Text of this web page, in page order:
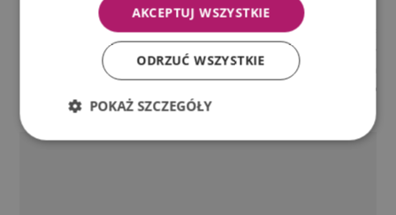
Jakie są koszty związane z długiem?
Koszty związane z długiem mogą obejmować
odsetki, rekompensatę, koszty procesu, a także
koszty klauzulowe i egzekucyjne. Wysokość tych
kosztów zależy od wielu czynników i może znacząco
wpłynąć na całkowitą sumę zadłużenia.
AKCEPTUJ WSZYSTKIE
ODRZUĆ WSZYSTKIE
POKAŻ SZCZEGÓŁY